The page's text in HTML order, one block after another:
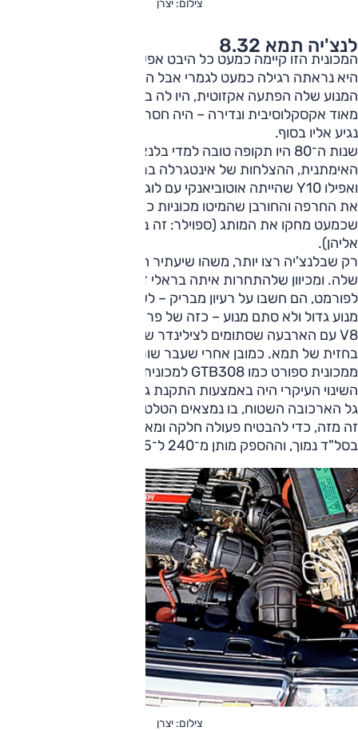
צילום: יצרן
לנצ'יה תמא 8.32
היא נראתה רגילה כמעט לגמרי אבל הסתירה מתחת מכסה
המנוע שלה הפתעה אקזוטית, היו לה ביצועים מצוינים, היא הייתה
מאוד אקסקלוסיבית ונדירה – היה חסר לה רק דבר אחד, אבל
נגיע אליו בסוף.
האימתנית, ההצלחות של אינטגרלה בראלי, תמא היוקרתית
ואפילו Y10 שהייתה אוטוביאנקי עם לוגו לנצ'יה הצליחו לטשטש
את החרפה והחורבן שהמיטו מכוניות כמו טראבי, בטא ואחרות
שכמעט מחקו את המותג (ספוילר: זה בסוף קרה בלי קשר
אליהן).
רק שבלנצ'יה רצו יותר, משהו שיעתיר הילה על מכונית הדגל
שלה. ומכיוון שלהתחרות איתה בראלי זה לא ממש מתאים
לפורמט, הם חשבו על רעיון מבריק – לשים במכונית הסלון שלהם
מנוע גדול ולא סתם מנוע – כזה של פרארי. מפה לשם, מנוע ה-
V8 עם הארבעה שסתומים לצילינדר של פרארי מצא עצמו
בחזית של תמא. כמובן אחרי שעבר שורת שינויים להתאים מעבר
ממכונית ספורט כמו GTB308 למכונית נוסעים גדולה.
השינוי העיקרי היה באמצעות התקנת גל ארכובה "צלב" במקום
זה מזה, כדי להבטיח פעולה חלקה ומאוזנת יותר של המנוע
בסל"ד נמוך, וההספק מותן מ־240 ל־215 כ"ס.
צילום: יצרן